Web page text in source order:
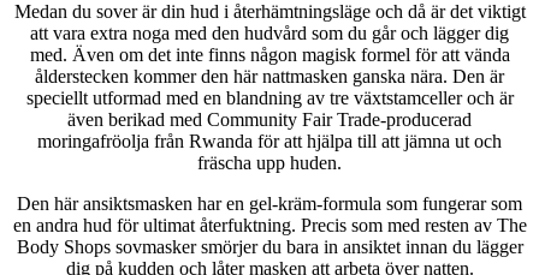
Medan du sover är din hud i återhämtningsläge och då är det viktigt
att vara extra noga med den hudvård som du går och lägger dig
med. Även om det inte finns någon magisk formel för att vända
ålderstecken kommer den här nattmasken ganska nära. Den är
speciellt utformad med en blandning av tre växtstamceller och är
även berikad med Community Fair Trade-producerad
moringafröolja från Rwanda för att hjälpa till att jämna ut och
fräscha upp huden.
Den här ansiktsmasken har en gel-kräm-formula som fungerar som
en andra hud för ultimat återfuktning. Precis som med resten av The
Body Shops sovmasker smörjer du bara in ansiktet innan du lägger
dig på kudden och låter masken att arbeta över natten.